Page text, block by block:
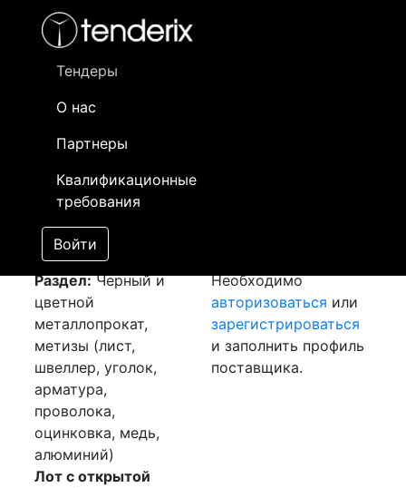
Тендеры
О нас
Партнеры
Квалификационные
требования
Войти
- активный лот
- сохраненный лот (не опубликован)
Закупка: Листы
[Завершен]
Лот №:
АУКЦИОН (покупка
товара)
Раздел:Черный и
цветной
металлопрокат,
метизы (лист,
швеллер, уголок,
арматура,
проволока,
оцинковка, медь,
алюминий)
Лот с открытой
Необходимо
авторизоваться или
зарегистрироваться
и заполнить профиль
поставщика.